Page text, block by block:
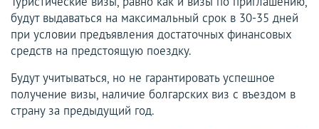
будут выдаваться на максимальный срок в 30-35 дней
при условии предъявления достаточных финансовых
средств на предстоящую поездку.
Будут учитываться, но не гарантировать успешное
получение визы, наличие болгарских виз с въездом в
страну за предыдущий год.